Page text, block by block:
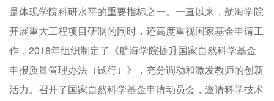
是体现学院科研水平的重要指标之一。一直以来，航海学院
开展重大工程项目研制的同时，还高度重视国家基金申请工
作，2018年组织制定了《航海学院提升国家自然科学基金
申报质量管理办法（试行）》，充分调动和激发教师的创新
活力。召开了国家自然科学基金申请动员会，邀请科学技术